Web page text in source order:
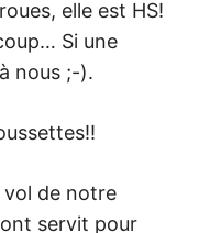
elle est HS!
Si une
nous ;-).
vol de notre
servit pour